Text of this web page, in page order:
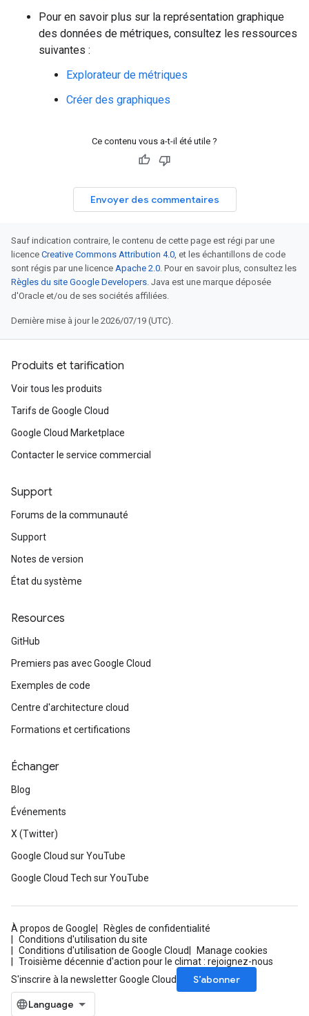
Pour en savoir plus sur la représentation graphique
des données de métriques, consultez les ressources
suivantes :
Explorateur de métriques
Créer des graphiques
Ce contenu vous a-t-il été utile ?
Envoyer des commentaires
Sauf indication contraire, le contenu de cette page est régi par une
licence Creative Commons Attribution 4.0 , et les échantillons de code
sont régis par une licence Apache 2.0 . Pour en savoir plus, consultez les
Règles du site Google Developers . Java est une marque déposée
d'Oracle et/ou de ses sociétés affiliées.
Dernière mise à jour le 2026/07/19 (UTC).
Produits et tarification
Voir tous les produits
Tarifs de Google Cloud
Google Cloud Marketplace
Contacter le service commercial
Support
Forums de la communauté
Support
Notes de version
État du système
Resources
GitHub
Premiers pas avec Google Cloud
Exemples de code
Centre d'architecture cloud
Formations et certifications
Échanger
Blog
Événements
X (Twitter)
Google Cloud sur YouTube
Google Cloud Tech sur YouTube
À propos de Google
Règles de confidentialité
Conditions d'utilisation du site
Conditions d'utilisation de Google Cloud
Manage cookies
Troisième décennie d'action pour le climat : rejoignez-nous
S'inscrire à la newsletter Google Cloud
S’abonner